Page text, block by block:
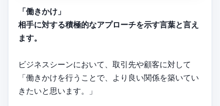
「働きかけ」
相手に対する積極的なアプローチを示す言葉と言え
ます。
ビジネスシーンにおいて、取引先や顧客に対して
「働きかけを行うことで、より良い関係を築いてい
きたいと思います。」